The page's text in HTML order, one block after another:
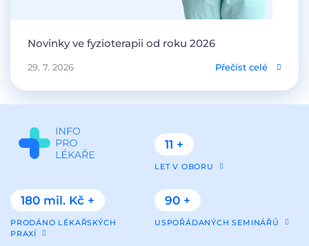
Novinky ve fyzioterapii od roku 2026
29. 7. 2026 Přečíst celé
11 +
LET V OBORU
180 mil. Kč +
PRODÁNO LÉKAŘSKÝCH
PRAXÍ
90 +
USPOŘÁDANÝCH SEMINÁŘŮ